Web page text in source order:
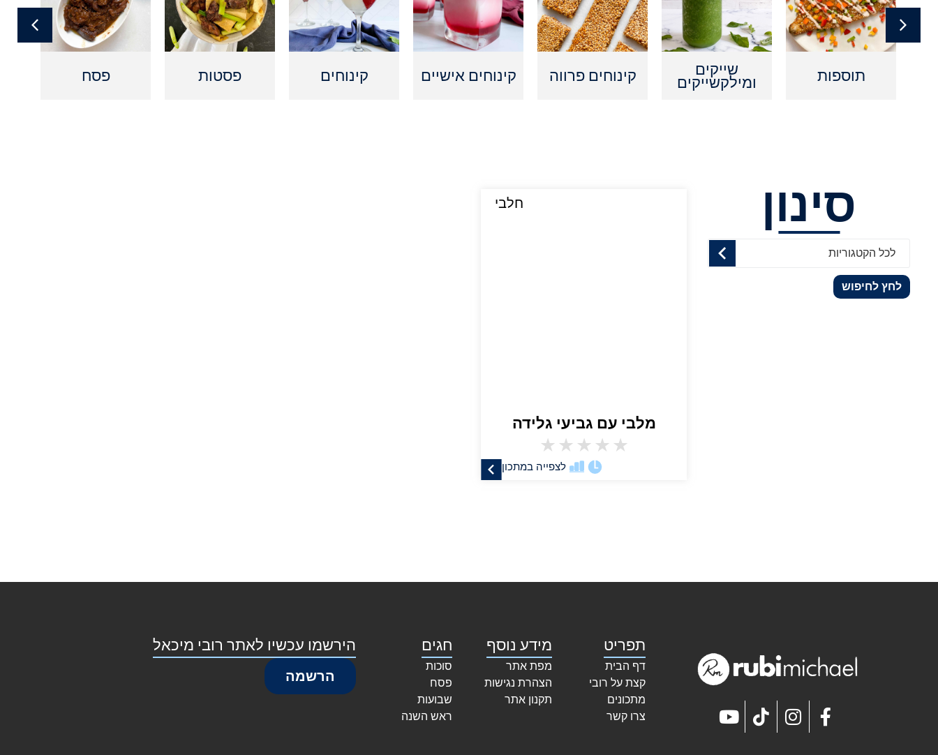
תוספות שייקים
ומילקשייקים קינוחים פרווה קינוחים אישיים קינוחים פסטות פסח
סינון
לכל הקטגוריות
לחץ לחיפוש
חלבי
מלבי עם גביעי גלידה
★
★
★
★
★
לצפייה במתכון
תפריט
דף הבית
קצת על רובי
מתכונים
צרו קשר
מידע נוסף
מפת אתר
הצהרת נגישות
תקנון אתר
חגים
סוכות
פסח
שבועות
ראש השנה
הירשמו עכשיו לאתר רובי מיכאל
הרשמה